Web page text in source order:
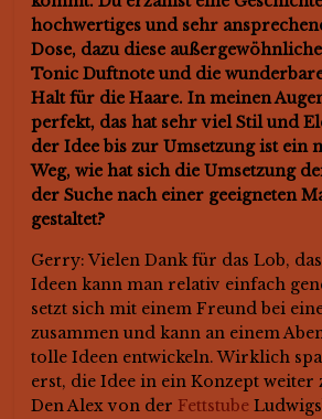
hochwertiges und sehr
Dose, dazu diese
Tonic Duftnote und die
Halt für die Haare. In meinen
perfekt, das hat sehr viel Stil und
der Idee bis zur Umsetzung ist ein
Weg, wie hat sich die Umsetzung
der Suche nach einer geeigneten
gestaltet?
Gerry: Vielen Dank für das Lob,
Ideen kann man relativ einfach
setzt sich mit einem Freund bei
zusammen und kann an einem
tolle Ideen entwickeln. Wirklich
erst, die Idee in ein Konzept weiter
Den Alex von derFettstube